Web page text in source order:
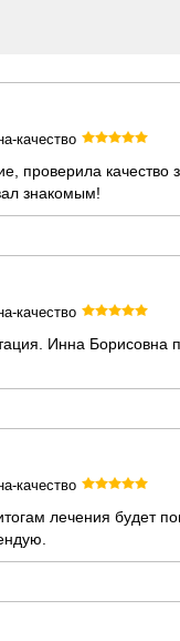
качество
проверила
знакомым!
качество
Инна Борисовна
качество
лечения будет